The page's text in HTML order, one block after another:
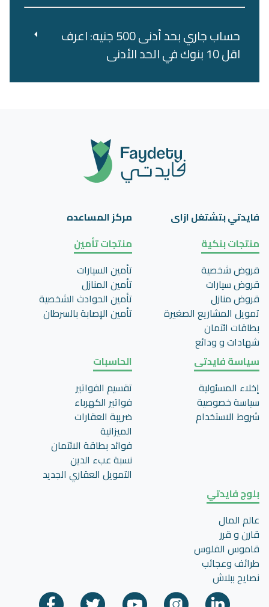
حساب جاري بحد أدنى 500 جنيه: اعرف
اقل 10 بنوك في الحد الأدنى
فايدتي بتشتغل ازاى
مركز المساعده
منتجات بنكية
قروض شخصية
قروض سيارات
قروض منازل
تمويل المشاريع الصغيرة
بطاقات ائتمان
شهادات و ودائع
منتجات تأمين
تأمين السيارات
تأمين المنازل
تأمين الحوادث الشخصية
تأمين اﻹصابة بالسرطان
سياسة فايدتى
إخلاء المسئولية
سياسة خصوصية
شروط الاستخدام
الحاسبات
تقسيم الفواتير
فواتير الكهرباء
ضريبة العقارات
الميزانية
فوائد بطاقة الائتمان
نسبة عبء الدين
التمويل العقاري الجديد
بلوج فايدتي
عالم المال
قارن و قرر
قاموس الفلوس
طرائف وعجائب
نصايح ببلاش